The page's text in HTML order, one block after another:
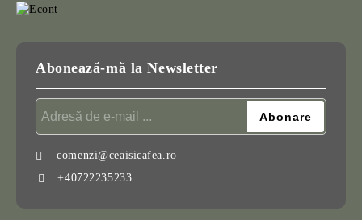
Abonează-mă la Newsletter
comenzi@ceaisicafea.ro
+40722235233